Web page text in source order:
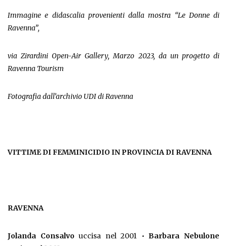
Immagine e didascalia provenienti dalla mostra “Le Donne di
Ravenna”,
via Zirardini Open-Air Gallery, Marzo 2023, da un progetto di
Ravenna Tourism
Fotografia dall’archivio UDI di Ravenna
VITTIME DI FEMMINICIDIO IN PROVINCIA DI RAVENNA
RAVENNA
Jolanda Consalvouccisa nel 2001 •Barbara Nebulone